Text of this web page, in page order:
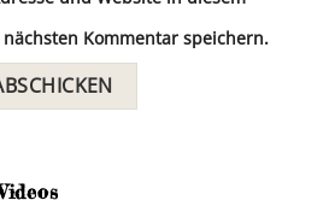
Kommentar speichern.